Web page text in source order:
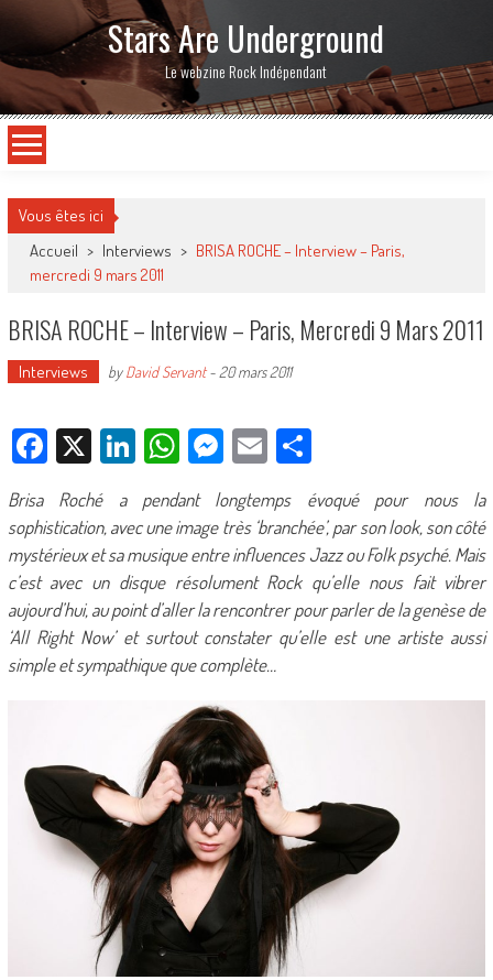
Stars Are Underground
Le webzine Rock Indépendant
Vous êtes ici
Accueil > Interviews > BRISA ROCHE – Interview – Paris,
mercredi 9 mars 2011
BRISA ROCHE – Interview – Paris, Mercredi 9 Mars 2011
Interviews byDavid Servant- 20 mars 2011
Facebook
X LinkedIn
WhatsApp
Messenger
EmailPartager
Brisa Roché a pendant longtemps évoqué pour nous la
sophistication, avec une image très ‘branchée’, par son look, son côté
mystérieux et sa musique entre influences Jazz ou Folk psyché. Mais
c’est avec un disque résolument Rock qu’elle nous fait vibrer
aujourd’hui, au point d’aller la rencontrer pour parler de la genèse de
‘All Right Now’ et surtout constater qu’elle est une artiste aussi
simple et sympathique que complète…